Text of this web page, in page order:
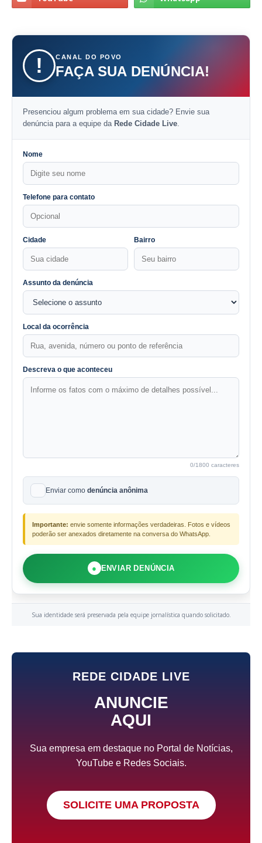
! CANAL DO POVO
FAÇA SUA DENÚNCIA!
Presenciou algum problema em sua cidade? Envie sua
denúncia para a equipe da Rede Cidade Live
Nome
Telefone para contato
Cidade Bairro
Assunto da denúncia
Local da ocorrência
Descreva o que aconteceu
0/1800 caracteres
Enviar como denúncia anônima
Importante: envie somente informações verdadeiras. Fotos e vídeos
poderão ser anexados diretamente na conversa do WhatsApp.
● ENVIAR DENÚNCIA
Sua identidade será preservada pela equipe jornalística quando solicitado.
REDE CIDADE LIVE
ANUNCIE
AQUI
Sua empresa em destaque no Portal de Notícias,
YouTube e Redes Sociais.
SOLICITE UMA PROPOSTA